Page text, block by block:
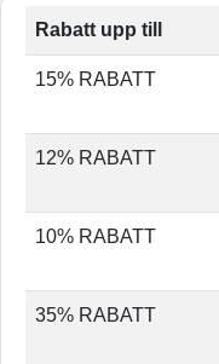
Rabatt upp till
15% RABATT
12% RABATT
10% RABATT
35% RABATT